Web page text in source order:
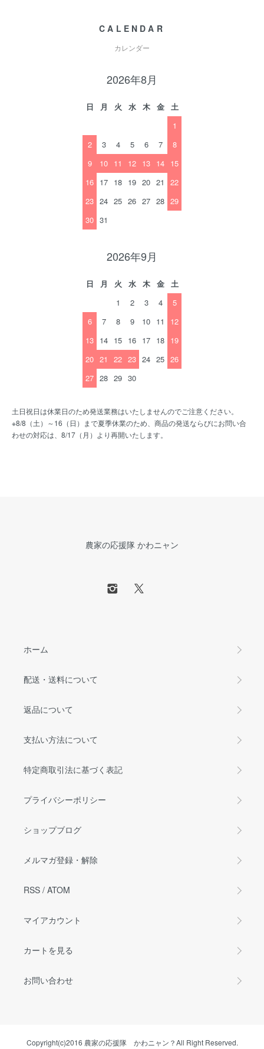
CALENDAR
カレンダー
2026年8月
日 月 火 水 木 金
土
1
2
3 4 5 6 7
8
9
10 11 12 13 14 15
16 17 18 19 20 21
22
23 24 25 26 27 28 29
30 31
2026年9月
日 月 火 水 木 金
土
1
2 3 4
5
6
7 8 9 10 11
12
13 14 15 16 17 18 19
20 21 22 23 24 25 26
27 28 29 30
土日祝日は休業日のため発送業務はいたしませんのでご注意ください。
※8/8（土）～16（日）まで夏季休業のため、商品の発送ならびにお問い合
わせの対応は、8/17（月）より再開いたします。
農家の応援隊 かわニャン
ホーム
配送・送料について
返品について
支払い方法について
特定商取引法に基づく表記
プライバシーポリシー
ショップブログ
メルマガ登録・解除
RSS / ATOM
マイアカウント
カートを見る
お問い合わせ
Copyright(c)2016 農家の応援隊 かわニャン？All Right Reserved.